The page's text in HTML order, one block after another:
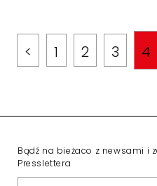
< 1 2 3 4
Bądź na bieżaco z newsami i
Presslettera